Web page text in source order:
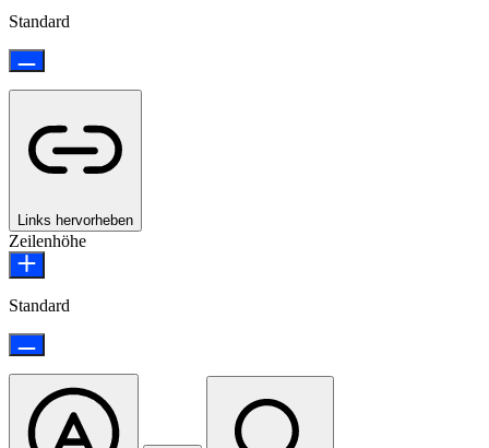
Standard
Links hervorheben
Zeilenhöhe
Standard